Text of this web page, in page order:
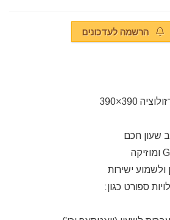
הרשמה לעדכונים
ולשמוע ישירות